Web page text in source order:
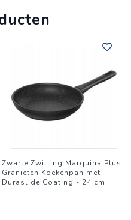
Zwarte Zwilling Marquina Plus
Granieten Koekenpan met
Duraslide Coating - 24 cm